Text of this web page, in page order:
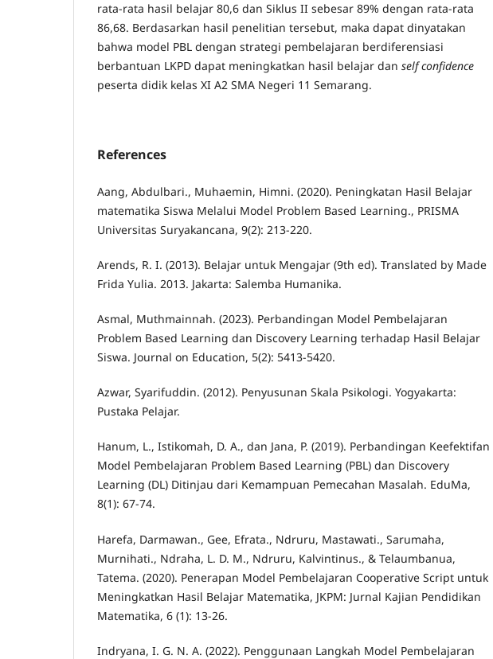
rata-rata hasil belajar 80,6 dan Siklus II sebesar 89% dengan rata-rata
86,68. Berdasarkan hasil penelitian tersebut, maka dapat dinyatakan
bahwa model PBL dengan strategi pembelajaran berdiferensiasi
berbantuan LKPD dapat meningkatkan hasil belajar dan self confidence
peserta didik kelas XI A2 SMA Negeri 11 Semarang.
References
Aang, Abdulbari., Muhaemin, Himni. (2020). Peningkatan Hasil Belajar
matematika Siswa Melalui Model Problem Based Learning., PRISMA
Universitas Suryakancana, 9(2): 213-220.
Arends, R. I. (2013). Belajar untuk Mengajar (9th ed). Translated by Made
Frida Yulia. 2013. Jakarta: Salemba Humanika.
Asmal, Muthmainnah. (2023). Perbandingan Model Pembelajaran
Problem Based Learning dan Discovery Learning terhadap Hasil Belajar
Siswa. Journal on Education, 5(2): 5413-5420.
Azwar, Syarifuddin. (2012). Penyusunan Skala Psikologi. Yogyakarta:
Pustaka Pelajar.
Hanum, L., Istikomah, D. A., dan Jana, P. (2019). Perbandingan Keefektifan
Model Pembelajaran Problem Based Learning (PBL) dan Discovery
Learning (DL) Ditinjau dari Kemampuan Pemecahan Masalah. EduMa,
8(1): 67-74.
Harefa, Darmawan., Gee, Efrata., Ndruru, Mastawati., Sarumaha,
Murnihati., Ndraha, L. D. M., Ndruru, Kalvintinus., & Telaumbanua,
Tatema. (2020). Penerapan Model Pembelajaran Cooperative Script untuk
Meningkatkan Hasil Belajar Matematika, JKPM: Jurnal Kajian Pendidikan
Matematika, 6 (1): 13-26.
Indryana, I. G. N. A. (2022). Penggunaan Langkah Model Pembelajaran